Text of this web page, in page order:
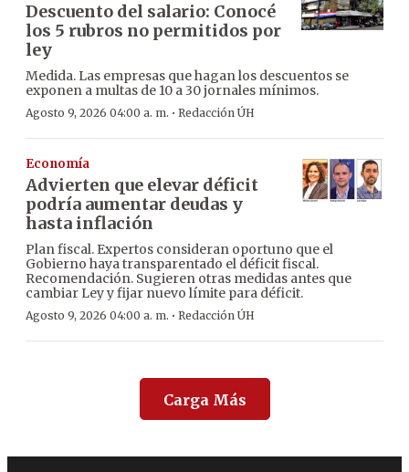
Descuento del salario: Conocé
los 5 rubros no permitidos por
ley
Medida. Las empresas que hagan los descuentos se
exponen a multas de 10 a 30 jornales mínimos.
Agosto 9, 2026 04:00 a. m. · Redacción ÚH
Economía
Advierten que elevar déficit
podría aumentar deudas y
hasta inflación
Plan fiscal. Expertos consideran oportuno que el
Gobierno haya transparentado el déficit fiscal.
Recomendación. Sugieren otras medidas antes que
cambiar Ley y fijar nuevo límite para déficit.
Agosto 9, 2026 04:00 a. m. · Redacción ÚH
Carga Más